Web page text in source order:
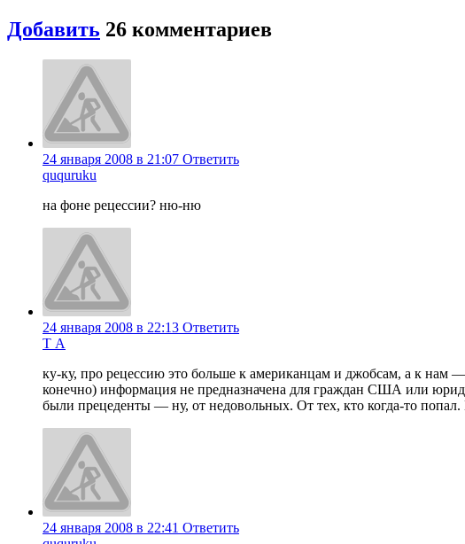
Добавить 26 комментариев
24 января 2008 в 21:07 Ответить
ququruku
на фоне рецессии? ню-ню
24 января 2008 в 22:13 Ответить
Т А
ку-ку, про рецессию это больше к американцам и джобсам, а к нам
конечно) информация не предназначена для граждан США или
были прецеденты — ну, от недовольных. От тех, кто когда-то
24 января 2008 в 22:41 Ответить